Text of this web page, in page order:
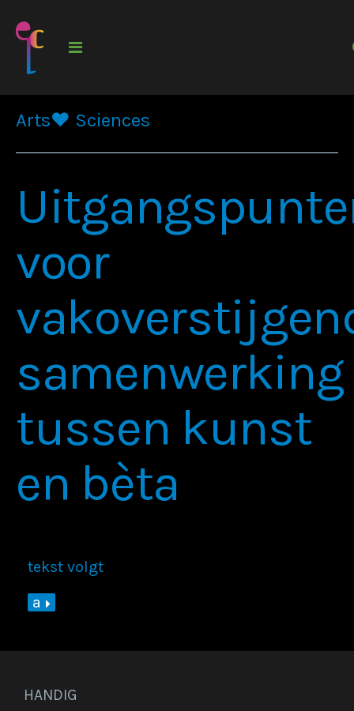
Arts❤️ Sciences
voor
samenwerking
tussen kunst
en bèta
tekst volgt
a
HANDIG